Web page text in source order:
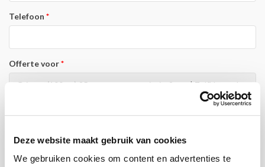
Deze website maakt gebruik van cookies
We gebruiken cookies om content en advertenties te
Telefoon
Offerte voor